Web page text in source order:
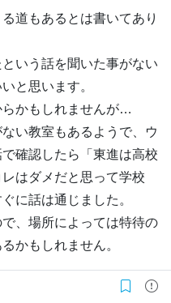
道もあるとは書いてあり
いう話を聞いた事がない
と思います。
らかもしれませんが…
い教室もあるようで、ウ
確認したら「東進は高校
はダメだと思って学校
に話は通じました。
、場所によっては特待の
かもしれません。